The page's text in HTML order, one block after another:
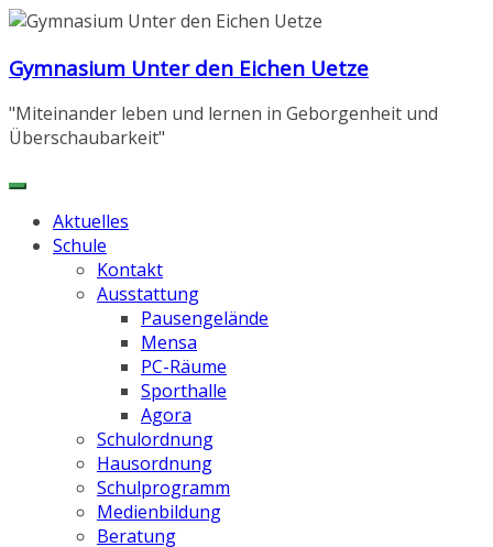
Zum
springen
Gymnasium Unter den Eichen Uetze
"Miteinander leben und lernen in Geborgenheit und
Überschaubarkeit"
Aktuelles
Schule
Kontakt
Ausstattung
Pausengelände
Mensa
PC-Räume
Sporthalle
Agora
Schulordnung
Hausordnung
Schulprogramm
Medienbildung
Beratung